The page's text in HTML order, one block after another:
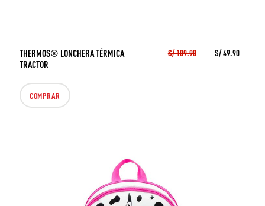
THERMOS® LONCHERA TÉRMICA
TRACTOR
S/ 109.90 S/ 49.90
COMPRAR